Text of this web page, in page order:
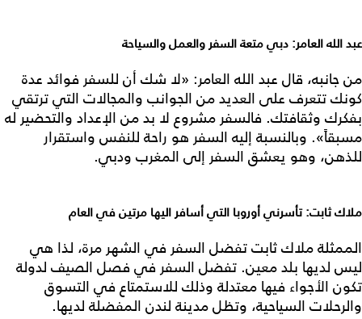
عبد الله العامر: دبي متعة السفر والعمل والسياحة
من جانبه، قال عبد الله العامر: «لا شك أن للسفر فوائد عدة
كونك تتعرف على العديد من الجوانب والمجالات التي ترتقي
بفكرك وثقافتك. فالسفر مشروع لا بد من الإعداد والتحضير له
مسبقاً». وبالنسبة إليه السفر هو راحة للنفس واستقرار
للذهن، وهو يعشق السفر إلى المغرب ودبي.
ملاك ثابت: تأسرني أوروبا التي أسافر اليها مرتين في العام
الممثلة ملاك ثابت تفضل السفر في الشهر مرة، لذا هي
ليس لديها بلد معين. تفضل السفر في فصل الصيف لدولة
تكون الأجواء فيها معتدلة وذلك للاستمتاع في التسوق
والرحلات السياحية، وتظل مدينة لندن المفضلة لديها.